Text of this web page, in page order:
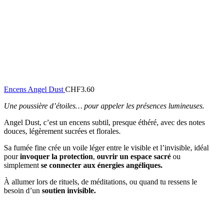
Encens Angel Dust CHF3.60
Une poussière d’étoiles… pour appeler les présences lumineuses.
Angel Dust, c’est un encens subtil, presque éthéré, avec des notes
douces, légèrement sucrées et florales.
Sa fumée fine crée un voile léger entre le visible et l’invisible, idéal
pourinvoquer la protection, ouvrir un espace sacré ou
simplement se connecter aux énergies angéliques.
À allumer lors de rituels, de méditations, ou quand tu ressens le
besoin d’un soutien invisible.